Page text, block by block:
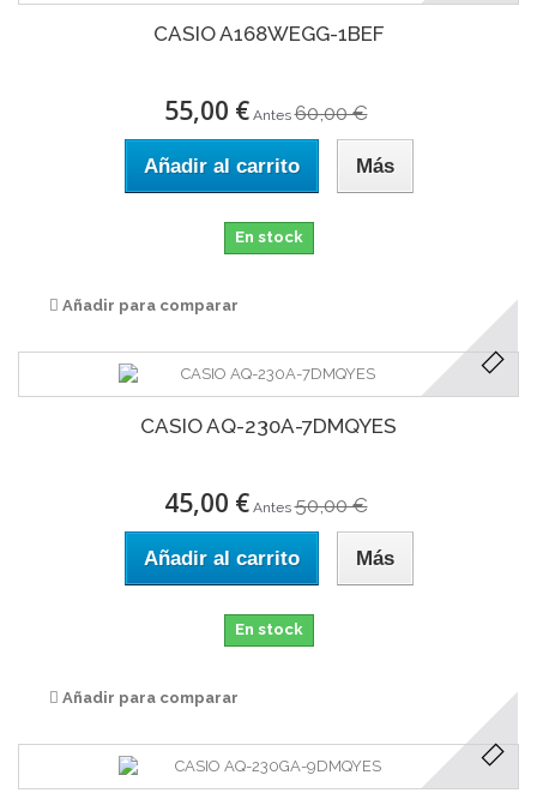
CASIO A168WEGG-1BEF
55,00 € Antes 60,00 €
Añadir al carrito Más
En stock
Añadir para comparar
CASIO AQ-230A-7DMQYES
45,00 € Antes 50,00 €
Añadir al carrito Más
En stock
Añadir para comparar